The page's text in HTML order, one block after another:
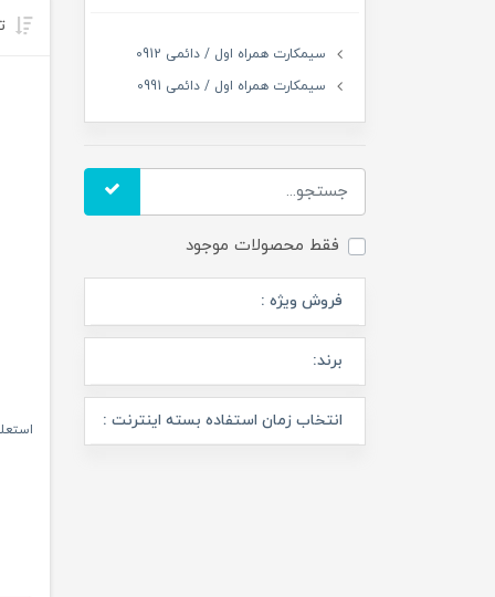
سیمکارت همراه اول / دائمی 0912
سیمکارت همراه اول / دائمی 0991
فقط محصولات موجود
فروش ویژه :
برند:
انتخاب زمان استفاده بسته اینترنت :